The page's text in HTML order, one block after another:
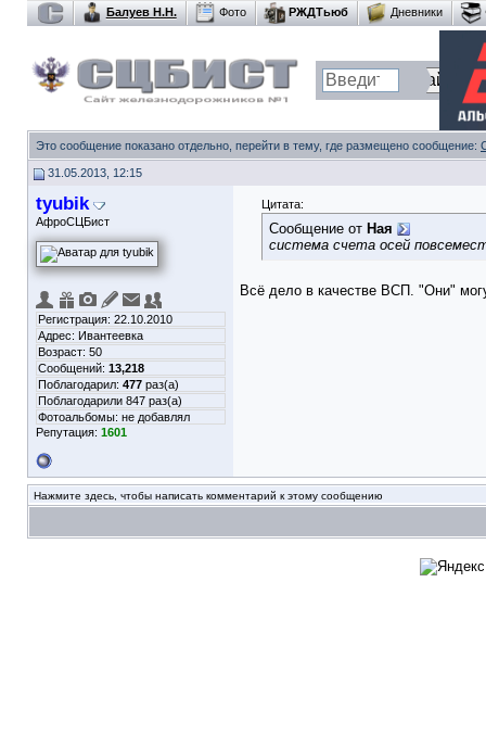
Балуев Н.Н. Фото РЖДТьюб Дневники
Это сообщение показано отдельно, перейти в тему, где размещено сообщение:
31.05.2013, 12:15
tyubik
АфроСЦБист
Регистрация: 22.10.2010
Адрес: Ивантеевка
Возраст: 50
Сообщений: 13,218
Поблагодарил: 477 раз(а)
Поблагодарили 847 раз(а)
Фотоальбомы: не добавлял
Репутация: 1601
Цитата:
Сообщение от Ная
система счета осей
Всё дело в качестве ВСП. "Они"
Нажмите здесь, чтобы написать комментарий к этому сообщению